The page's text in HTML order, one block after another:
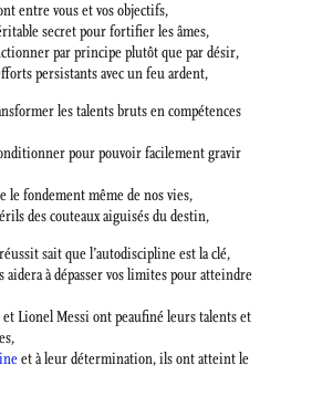
entre vous et vos objectifs,
secret pour fortifier les âmes,
par principe plutôt que par désir,
persistants avec un feu ardent,
les talents bruts en compétences
pour pouvoir facilement gravir
le fondement même de nos vies,
des couteaux aiguisés du destin,
sait que l’autodiscipline est la clé,
aidera à dépasser vos limites pour atteindre
et Lionel Messi ont peaufiné leurs talents et
et à leur détermination, ils ont atteint le